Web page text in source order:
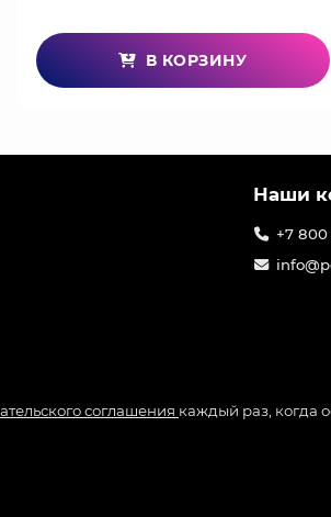
В КОРЗИНУ
Наши
+7
соглашения каждый раз, когда